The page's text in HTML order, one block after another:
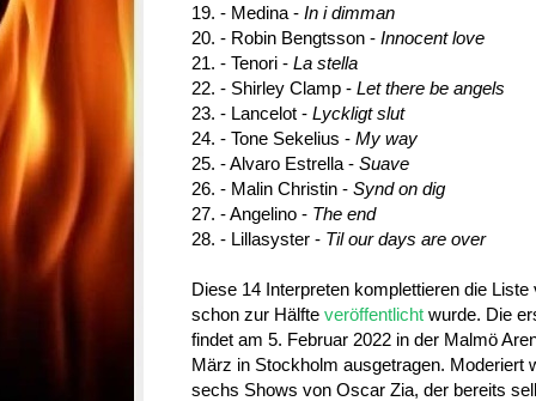
19. - Medina - In i dimman
20. - Robin Bengtsson - Innocent love
21. - Tenori - La stella
22. - Shirley Clamp - Let there be angels
23. - Lancelot - Lyckligt slut
24. - Tone Sekelius - My way
25. - Alvaro Estrella - Suave
26. - Malin Christin - Synd on dig
27. - Angelino - The end
28. - Lillasyster - Til our days are over
Diese 14 Interpreten komplettieren die
schon zur Hälfte veröffentlicht wurde. Die
findet am 5. Februar 2022 in der Malmö
März in Stockholm ausgetragen. Moderiert
sechs Shows von Oscar Zia, der bereits